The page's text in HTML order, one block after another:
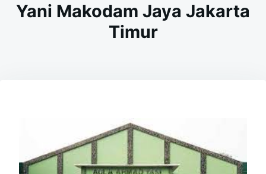
Yani Makodam Jaya Jakarta
Timur